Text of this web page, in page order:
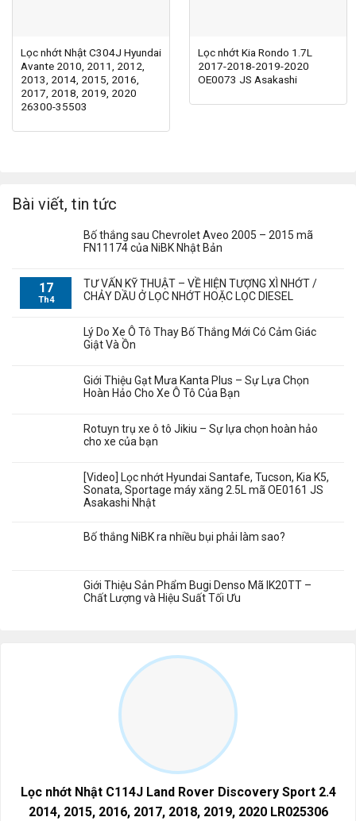
Lọc nhớt Nhật C304J Hyundai
Avante 2010, 2011, 2012,
2013, 2014, 2015, 2016,
2017, 2018, 2019, 2020
26300-35503
Lọc nhớt Kia Rondo 1.7L
2017-2018-2019-2020
OE0073 JS Asakashi
Bài viết, tin tức
Bố thắng sau Chevrolet Aveo 2005 – 2015 mã
FN11174 của NiBK Nhật Bản
17
Th4
TƯ VẤN KỸ THUẬT – VỀ HIỆN TƯỢNG XÌ NHỚT /
CHẢY DẦU Ở LỌC NHỚT HOẶC LỌC DIESEL
Lý Do Xe Ô Tô Thay Bố Thắng Mới Có Cảm Giác
Giật Và Ồn
Giới Thiệu Gạt Mưa Kanta Plus – Sự Lựa Chọn
Hoàn Hảo Cho Xe Ô Tô Của Bạn
Rotuyn trụ xe ô tô Jikiu – Sự lựa chọn hoàn hảo
cho xe của bạn
[Video] Lọc nhớt Hyundai Santafe, Tucson, Kia K5,
Sonata, Sportage máy xăng 2.5L mã OE0161 JS
Asakashi Nhật
Bố thắng NiBK ra nhiều bụi phải làm sao?
Giới Thiệu Sản Phẩm Bugi Denso Mã IK20TT –
Chất Lượng và Hiệu Suất Tối Ưu
Lọc nhớt Nhật C114J Land Rover Discovery Sport 2.4
2014, 2015, 2016, 2017, 2018, 2019, 2020 LR025306